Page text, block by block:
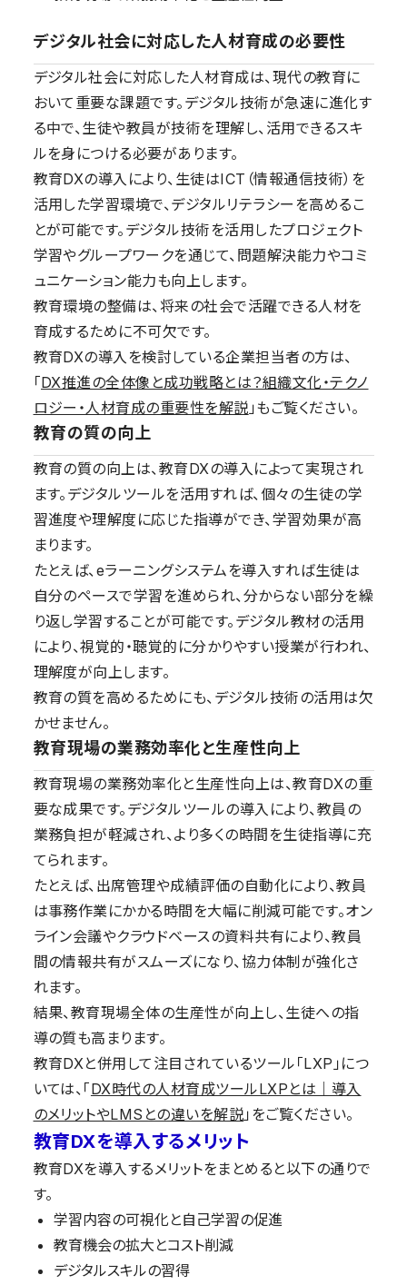
デジタル社会に対応した人材育成の必要性
デジタル社会に対応した人材育成は、現代の教育に
おいて重要な課題です。デジタル技術が急速に進化す
る中で、生徒や教員が技術を理解し、活用できるスキ
ルを身につける必要があります。
教育DXの導入により、生徒はICT（情報通信技術）を
活用した学習環境で、デジタルリテラシーを高めるこ
とが可能です。デジタル技術を活用したプロジェクト
学習やグループワークを通じて、問題解決能力やコミ
ュニケーション能力も向上します。
教育環境の整備は、将来の社会で活躍できる人材を
育成するために不可欠です。
教育DXの導入を検討している企業担当者の方は、
「DX推進の全体像と成功戦略とは？組織文化・テクノ
ロジー・人材育成の重要性を解説 」もご覧ください。
教育の質の向上
教育の質の向上は、教育DXの導入によって実現され
ます。デジタルツールを活用すれば、個々の生徒の学
習進度や理解度に応じた指導ができ、学習効果が高
まります。
たとえば、eラーニングシステムを導入すれば生徒は
自分のペースで学習を進められ、分からない部分を繰
り返し学習することが可能です。デジタル教材の活用
により、視覚的・聴覚的に分かりやすい授業が行われ、
理解度が向上します。
教育の質を高めるためにも、デジタル技術の活用は欠
かせません。
教育現場の業務効率化と生産性向上
教育現場の業務効率化と生産性向上は、教育DXの重
要な成果です。デジタルツールの導入により、教員の
業務負担が軽減され、より多くの時間を生徒指導に充
てられます。
たとえば、出席管理や成績評価の自動化により、教員
は事務作業にかかる時間を大幅に削減可能です。オン
ライン会議やクラウドベースの資料共有により、教員
間の情報共有がスムーズになり、協力体制が強化さ
れます。
結果、教育現場全体の生産性が向上し、生徒への指
導の質も高まります。
教育DXと併用して注目されているツール「LXP」につ
いては、「DX時代の人材育成ツールLXPとは｜導入
のメリットやLMSとの違いを解説 」をご覧ください。
教育DXを導入するメリット
教育DXを導入するメリットをまとめると以下の通りで
す。
学習内容の可視化と自己学習の促進
教育機会の拡大とコスト削減
デジタルスキルの習得